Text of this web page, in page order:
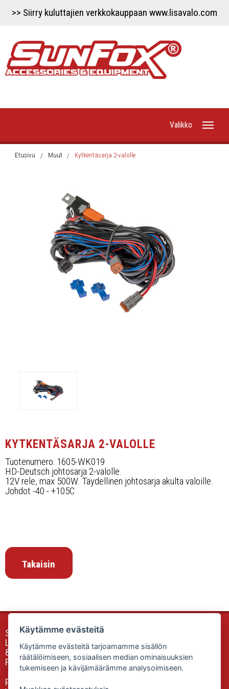
>> Siirry kuluttajien verkkokauppaan www.lisavalo.com
Valikko
Etusivu
Työvalopaneelit
Kaukovalot
Ota yhteyttä
Etusivu Muut Kytkentäsarja 2-valolle
KYTKENTÄSARJA 2-VALOLLE
Tuotenumero: 1605-WK019
HD-Deutsch johtosarja 2-valolle.
12V rele, max 500W. Täydellinen johtosarja akulta valoille.
Johdot -40 - +105C
Takaisin
Sunfox Accessories & Equipment
Luokkalankuja 2
85340 SIEVI
Finland
Puh: 0505335806
Käytämme evästeitä
Käytämme evästeitä tarjoamamme sisällön
räätälöimiseen, sosiaalisen median ominaisuuksien
tukemiseen ja kävijämäärämme analysoimiseen.